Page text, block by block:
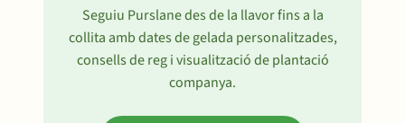
Seguiu Purslane des de la llavor fins a la
collita amb dates de gelada personalitzades,
consells de reg i visualització de plantació
companya.